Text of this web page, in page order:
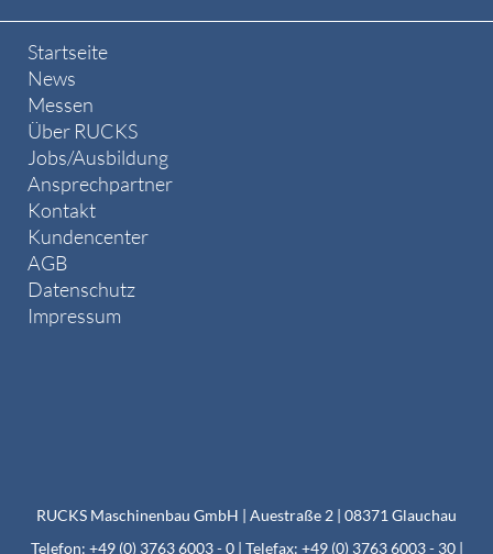
Startseite
News
Messen
Über RUCKS
Jobs/Ausbildung
Ansprechpartner
Kontakt
Kundencenter
AGB
Datenschutz
Impressum
RUCKS Maschinenbau GmbH | Auestraße 2 | 08371 Glauchau
Telefon: +49 (0) 3763 6003 - 0 | Telefax: +49 (0) 3763 6003 - 30 |